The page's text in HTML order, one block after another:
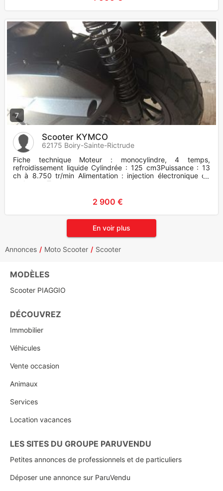
7
Scooter KYMCO
62175 Boiry-Sainte-Rictrude
Fiche technique Moteur : monocylindre, 4 temps,
refroidissement liquide Cylindrée : 125 cm3Puissance : 13
ch à 8.750 tr/min Alimentation : injection électronique de
carburant Tran
2 900 €
En voir plus
Annonces Moto Scooter Scooter
MODÈLES
Scooter PIAGGIO
DÉCOUVREZ
Immobilier
Véhicules
Vente occasion
Animaux
Services
Location vacances
LES SITES DU GROUPE PARUVENDU
Petites annonces de professionnels et de particuliers
Déposer une annonce sur ParuVendu